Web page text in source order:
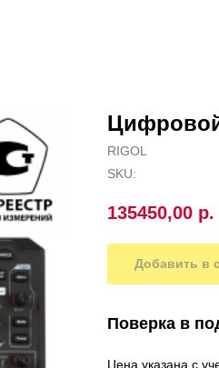
RIGOL
SKU:
135450,00 р.
Добавить в
Поверка в
Цена указана с